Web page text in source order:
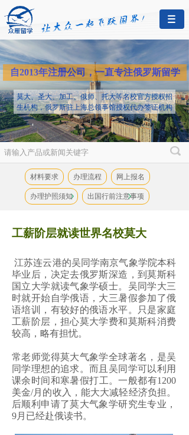
自2013年注册公司，一直专注俄罗斯留学
莫大、圣大、加工、俄师、托大等名校官方授权招
生机构，俄罗斯驻上海总领事馆授权代办签证机构
材料要求 办理流程 网上报名
办理护照须知 出国行前注意事项
工薪阶层就读世界名校莫大
江苏连云港的吴同学南京气象学院本科
毕业后，决定去俄罗斯深造，到莫斯科
国立大学就读气象学硕士。吴同学大三
时就开始自学俄语，大三暑假参加了俄
语培训，有较好的俄语水平。只是家庭
工薪阶层，担心莫大学费和莫斯科消费
较高，略有担忧。
常老师觉得莫大气象学全球著名，是吴
同学理想的追求。而且吴同学可以利用
课余时间和寒暑假打工。一般都有1200
美金/月的收入，能大大减轻经济负担。
后顺利申请了莫大气象学研究生专业，
9月已经赴俄读书。